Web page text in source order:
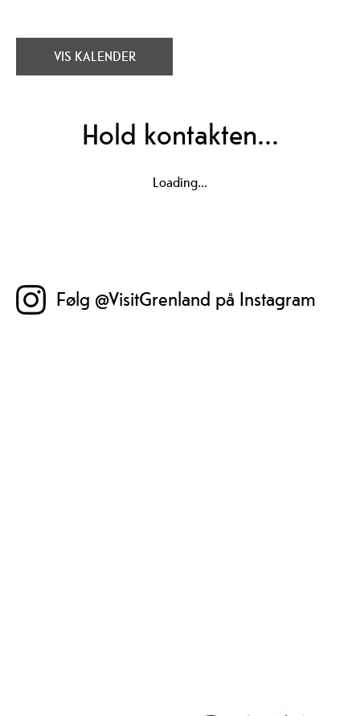
VIS KALENDER
Loading...
Hold kontakten...
Lik Visit Grenland på Facebook
Følg @VisitGrenland på Instagram